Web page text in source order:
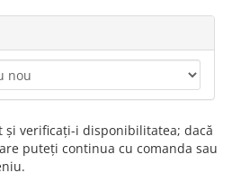
verificați-i disponibilitatea; dacă
puteți continua cu comanda sau